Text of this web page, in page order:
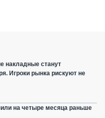
накладные станут
Игроки рынка рискуют не
на четыре месяца раньше